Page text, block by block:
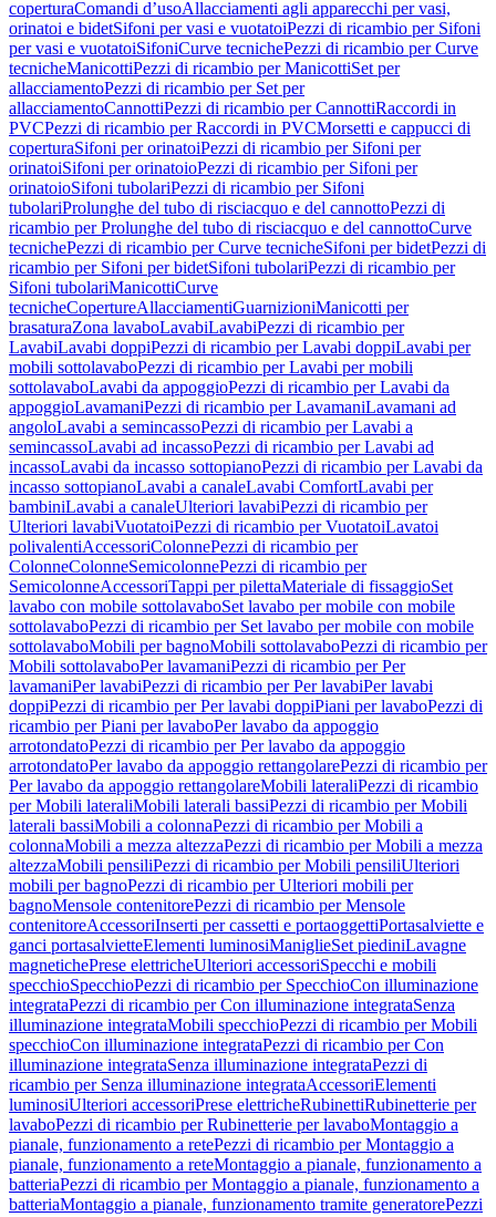
coperturaComandi d’usoAllacciamenti agli apparecchi per vasi,
orinatoi e bidetSifoni per vasi e vuotatoiPezzi di ricambio per Sifoni
per vasi e vuotatoiSifoniCurve tecnichePezzi di ricambio per Curve
tecnicheManicottiPezzi di ricambio per ManicottiSet per
allacciamentoPezzi di ricambio per Set per
allacciamentoCannottiPezzi di ricambio per CannottiRaccordi in
PVCPezzi di ricambio per Raccordi in PVCMorsetti e cappucci di
coperturaSifoni per orinatoiPezzi di ricambio per Sifoni per
orinatoiSifoni per orinatoioPezzi di ricambio per Sifoni per
orinatoioSifoni tubolariPezzi di ricambio per Sifoni
tubolariProlunghe del tubo di risciacquo e del cannottoPezzi di
ricambio per Prolunghe del tubo di risciacquo e del cannottoCurve
tecnichePezzi di ricambio per Curve tecnicheSifoni per bidetPezzi di
ricambio per Sifoni per bidetSifoni tubolariPezzi di ricambio per
Sifoni tubolariManicottiCurve
tecnicheCopertureAllacciamentiGuarnizioniManicotti per
brasaturaZona lavaboLavabiLavabiPezzi di ricambio per
LavabiLavabi doppiPezzi di ricambio per Lavabi doppiLavabi per
mobili sottolavaboPezzi di ricambio per Lavabi per mobili
sottolavaboLavabi da appoggioPezzi di ricambio per Lavabi da
appoggioLavamaniPezzi di ricambio per LavamaniLavamani ad
angoloLavabi a semincassoPezzi di ricambio per Lavabi a
semincassoLavabi ad incassoPezzi di ricambio per Lavabi ad
incassoLavabi da incasso sottopianoPezzi di ricambio per Lavabi da
incasso sottopianoLavabi a canaleLavabi ComfortLavabi per
bambiniLavabi a canaleUlteriori lavabiPezzi di ricambio per
Ulteriori lavabiVuotatoiPezzi di ricambio per VuotatoiLavatoi
polivalentiAccessoriColonnePezzi di ricambio per
ColonneColonneSemicolonnePezzi di ricambio per
SemicolonneAccessoriTappi per pilettaMateriale di fissaggioSet
lavabo con mobile sottolavaboSet lavabo per mobile con mobile
sottolavaboPezzi di ricambio per Set lavabo per mobile con mobile
sottolavaboMobili per bagnoMobili sottolavaboPezzi di ricambio per
Mobili sottolavaboPer lavamaniPezzi di ricambio per Per
lavamaniPer lavabiPezzi di ricambio per Per lavabiPer lavabi
doppiPezzi di ricambio per Per lavabi doppiPiani per lavaboPezzi di
ricambio per Piani per lavaboPer lavabo da appoggio
arrotondatoPezzi di ricambio per Per lavabo da appoggio
arrotondatoPer lavabo da appoggio rettangolarePezzi di ricambio per
Per lavabo da appoggio rettangolareMobili lateraliPezzi di ricambio
per Mobili lateraliMobili laterali bassiPezzi di ricambio per Mobili
laterali bassiMobili a colonnaPezzi di ricambio per Mobili a
colonnaMobili a mezza altezzaPezzi di ricambio per Mobili a mezza
altezzaMobili pensiliPezzi di ricambio per Mobili pensiliUlteriori
mobili per bagnoPezzi di ricambio per Ulteriori mobili per
bagnoMensole contenitorePezzi di ricambio per Mensole
contenitoreAccessoriInserti per cassetti e portaoggettiPortasalviette e
ganci portasalvietteElementi luminosiManiglieSet piediniLavagne
magnetichePrese elettricheUlteriori accessoriSpecchi e mobili
specchioSpecchioPezzi di ricambio per SpecchioCon illuminazione
integrataPezzi di ricambio per Con illuminazione integrataSenza
illuminazione integrataMobili specchioPezzi di ricambio per Mobili
specchioCon illuminazione integrataPezzi di ricambio per Con
illuminazione integrataSenza illuminazione integrataPezzi di
ricambio per Senza illuminazione integrataAccessoriElementi
luminosiUlteriori accessoriPrese elettricheRubinettiRubinetterie per
lavaboPezzi di ricambio per Rubinetterie per lavaboMontaggio a
pianale, funzionamento a retePezzi di ricambio per Montaggio a
pianale, funzionamento a reteMontaggio a pianale, funzionamento a
batteriaPezzi di ricambio per Montaggio a pianale, funzionamento a
batteriaMontaggio a pianale, funzionamento tramite generatorePezzi